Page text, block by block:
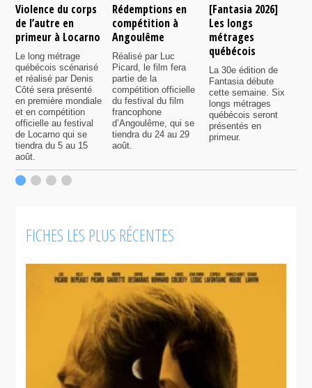
Violence du corps
de l’autre en
primeur à Locarno
Le long métrage
québécois scénarisé
et réalisé par Denis
Côté sera présenté
en première mondiale
et en compétition
officielle au festival
de Locarno qui se
tiendra du 5 au 15
août.
Rédemptions en
compétition à
Angoulême
Réalisé par Luc
Picard, le film fera
partie de la
compétition officielle
du festival du film
francophone
d’Angoulême, qui se
tiendra du 24 au 29
août.
[Fantasia 2026]
Les longs
métrages
québécois
La 30e édition de
Fantasia débute
cette semaine. Six
longs métrages
québécois seront
présentés en
primeur.
FICHES LES PLUS RÉCENTES